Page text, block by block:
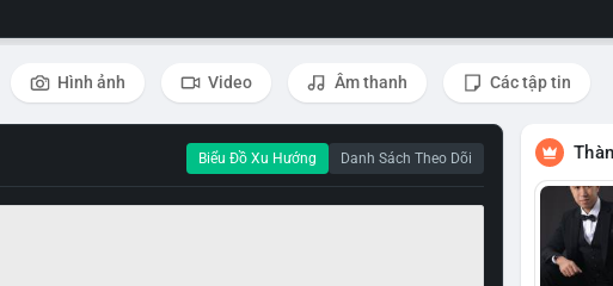
Hình ảnh Video Âm thanh Các tập tin
Biểu Đồ Xu Hướng Danh Sách Theo Dõi